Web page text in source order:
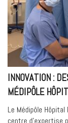
INNOVATION :
MÉDIPÔLE
Le Médipôle
centre d’expertise